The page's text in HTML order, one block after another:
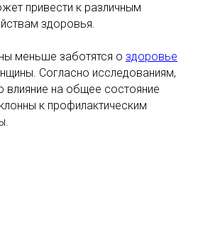
привести к различным
здоровья.
меньше заботятся о здоровье
Согласно исследованиям,
влияние на общее состояние
к профилактическим